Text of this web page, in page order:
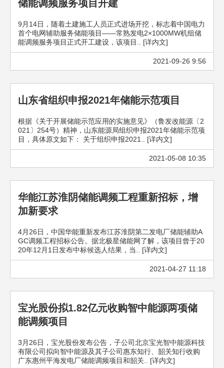
储能调频服务项目开建
9月14日，随着土建施工人员正式进场开挖，标志着中国电力
首个电网辅助服务储能项目——常熟发电2×1000MW机组储
能调频服务项目正式开工建设，该项目.. [详内文]
2021-09-26 9:56
山东省组织申报2021年储能示范项目
根据《关于开展储能示范应用的实施意见》（鲁发改能源〔2
021〕254号）精神，山东能源局组织申报2021年储能示范项
目，具体原文如下： 关于组织申报2021.. [详内文]
2021-05-08 10:35
华能江苏淮阴储能调频工程重新招标，增
加新要求
4月26日，中国华能重新发布江苏淮阴第二发电厂储能辅助A
GC调频工程招标公告。据北极星储能网了解，该项目曾于20
20年12月1日发布中标候选人结果，当.. [详内文]
2021-04-27 11:18
宝光股份拟1.82亿元收购智中能源两项储
能调频项目
3月26日，宝光股份发布公告，子公司北京宝光智中能源科技
有限公司拟向智中能源及其子公司惠东知行、韶关知行收购
广东惠州平海发电厂储能调频项目和韶关.. [详内文]